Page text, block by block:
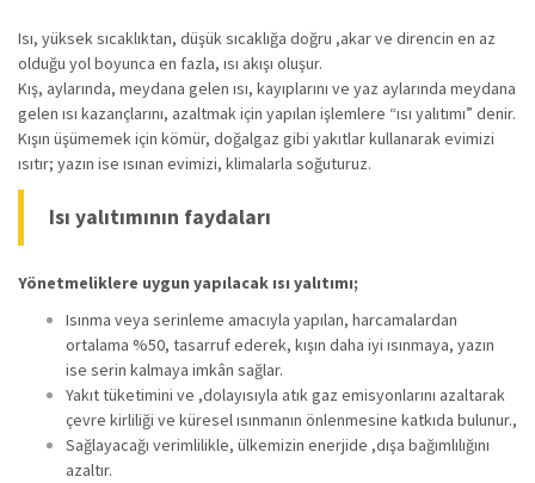
Isı, yüksek sıcaklıktan, düşük sıcaklığa doğru ,akar ve direncin en az
olduğu yol boyunca en fazla, ısı akışı oluşur.
Kış, aylarında, meydana gelen ısı, kayıplarını ve yaz aylarında meydana
gelen ısı kazançlarını, azaltmak için yapılan işlemlere “ısı yalıtımı” denir.
Kışın üşümemek için kömür, doğalgaz gibi yakıtlar kullanarak evimizi
ısıtır; yazın ise ısınan evimizi, klimalarla soğuturuz.
Isı yalıtımının faydaları
Yönetmeliklere uygun yapılacak ısı yalıtımı;
Isınma veya serinleme amacıyla yapılan, harcamalardan
ortalama %50, tasarruf ederek, kışın daha iyi ısınmaya, yazın
ise serin kalmaya imkân sağlar.
Yakıt tüketimini ve ,dolayısıyla atık gaz emisyonlarını azaltarak
çevre kirliliği ve küresel ısınmanın önlenmesine katkıda bulunur.,
Sağlayacağı verimlilikle, ülkemizin enerjide ,dışa bağımlılığını
azaltır.